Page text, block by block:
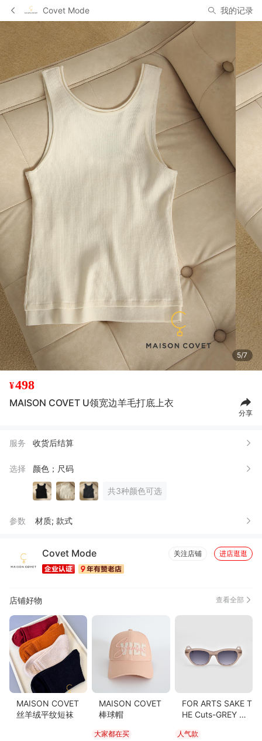
Covet Mode 我的记录
5/7
¥498
MAISON COVET U领宽边羊毛打底上衣
分享
服务 收货后结算
选择 颜色；尺码
共3种颜色可选
参数 材质; 款式
Covet Mode 关注店铺 进店逛逛
店铺好物 查看全部
MAISON COVET
丝羊绒平纹短袜
MAISON COVET
棒球帽
大家都在买
FOR ARTS SAKE T
HE Cuts-GREY 眼
人气款